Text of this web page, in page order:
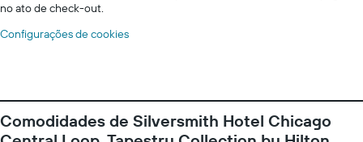
no ato de check-out.
Configurações de cookies
Comodidades de Silversmith Hotel Chicago